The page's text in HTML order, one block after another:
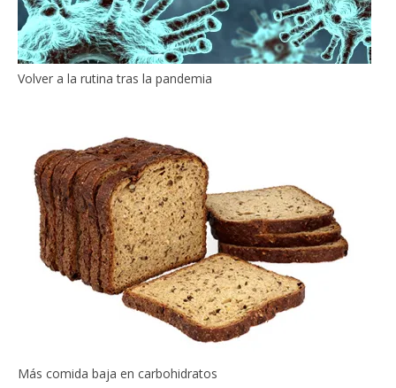
Volver a la rutina tras la pandemia
Más comida baja en carbohidratos